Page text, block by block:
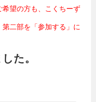
希望の方も、こくちーず
二部を「参加する」に
た。